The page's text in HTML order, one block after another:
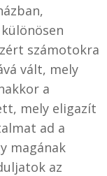
számotokra
vált, mely
a
mely eligazít
ad a
magának
az